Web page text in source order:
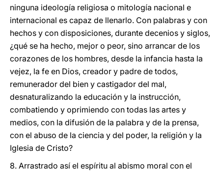
ninguna ideología religiosa o mitología nacional e
internacional es capaz de llenarlo. Con palabras y con
hechos y con disposiciones, durante decenios y siglos,
¿qué se ha hecho, mejor o peor, sino arrancar de los
corazones de los hombres, desde la infancia hasta la
vejez, la fe en Dios, creador y padre de todos,
remunerador del bien y castigador del mal,
desnaturalizando la educación y la instrucción,
combatiendo y oprimiendo con todas las artes y
medios, con la difusión de la palabra y de la prensa,
con el abuso de la ciencia y del poder, la religión y la
Iglesia de Cristo?
8. Arrastrado así el espíritu al abismo moral con el